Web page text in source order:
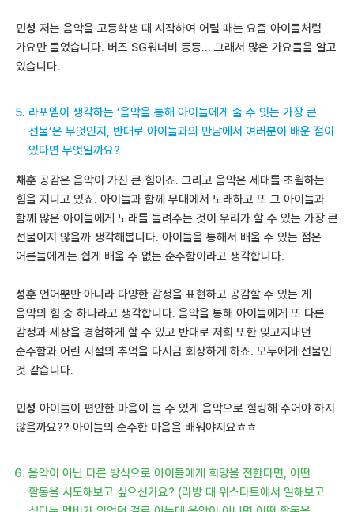
민성 저는 음악을 고등학생 때 시작하여 어릴 때는 요즘 아이들처럼
가요만 들었습니다. 버즈 SG워너비 등등… 그래서 많은 가요들을 알고
있습니다.
라포엠이 생각하는 ‘음악을 통해 아이들에게 줄 수 잇는 가장 큰
선물’은 무엇인지, 반대로 아이들과의 만남에서 여러분이 배운 점이
있다면 무엇일까요?
채훈 공감은 음악이 가진 큰 힘이죠. 그리고 음악은 세대를 초월하는
힘을 지니고 있죠. 아이들과 함께 무대에서 노래하고 또 그 아이들과
함께 많은 아이들에게 노래를 들려주는 것이 우리가 할 수 있는 가장 큰
선물이지 않을까 생각해봅니다. 아이들을 통해서 배울 수 있는 점은
어른들에게는 쉽게 배울 수 없는 순수함이라고 생각합니다.
성훈 언어뿐만 아니라 다양한 감정을 표현하고 공감할 수 있는 게
음악의 힘 중 하나라고 생각합니다. 음악을 통해 아이들에게 또 다른
감정과 세상을 경험하게 할 수 있고 반대로 저희 또한 잊고지내던
순수함과 어린 시절의 추억을 다시금 회상하게 하죠. 모두에게 선물인
것 같습니다.
민성 아이들이 편안한 마음이 들 수 있게 음악으로 힐링해 주어야 하지
않을까요?? 아이들의 순수한 마음을 배워야지요ㅎㅎ
음악이 아닌 다른 방식으로 아이들에게 희망을 전한다면, 어떤
활동을 시도해보고 싶으신가요? (라방 때 위스타트에서 일해보고